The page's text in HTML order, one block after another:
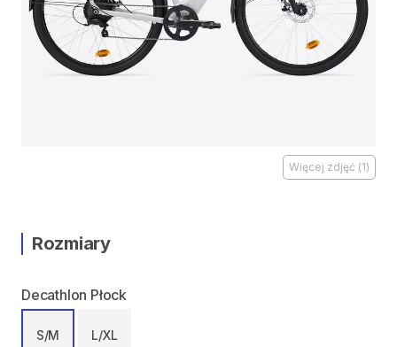
Więcej zdjęć (1)
Rozmiary
Decathlon Płock
S/M L/XL